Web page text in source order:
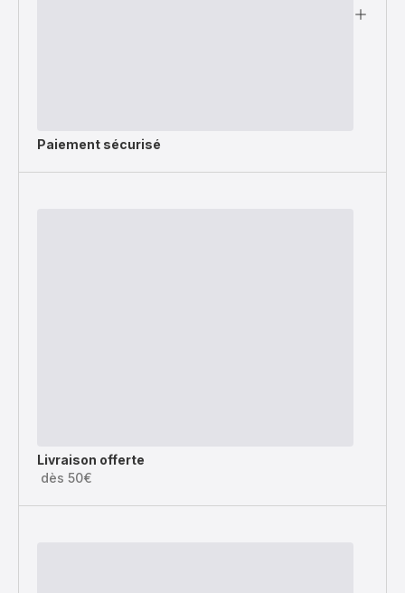
Paiement sécurisé
Livraison offerte
dès 50€